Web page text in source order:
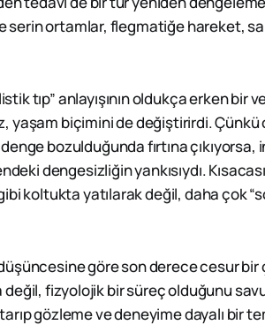
serin ortamlar, flegmatiğe hareket,
tıp” anlayışının oldukça erken bir
yaşam biçimini de değiştirirdi. Çünkü
bozulduğunda fırtına çıkıyorsa,
dengesizliğin yankısıydı.
koltukta yatılarak değil, daha çok
göre son derece cesur bir
değil, fizyolojik bir süreç olduğunu
gözleme ve deneyime dayalı bir